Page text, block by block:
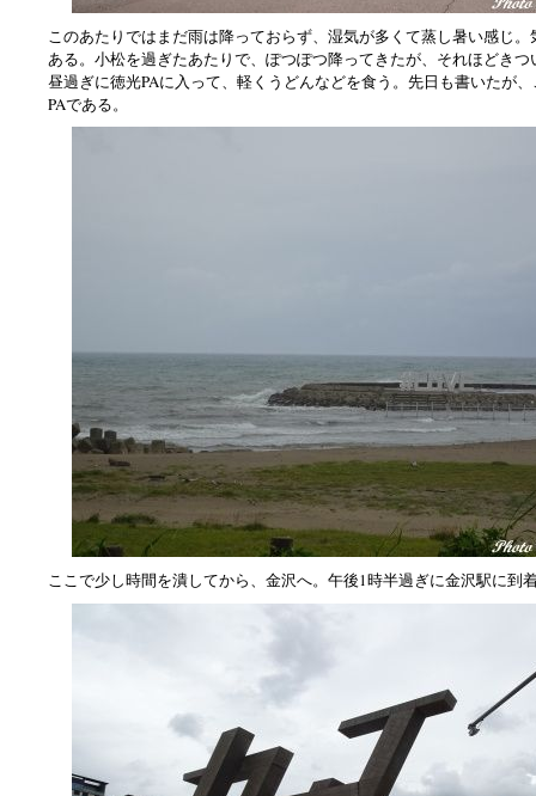
このあたりではまだ雨は降っておらず、湿気が多くて蒸し暑い感じ
ある。小松を過ぎたあたりで、ぽつぽつ降ってきたが、それほどき
昼過ぎに徳光PAに入って、軽くうどんなどを食う。先日も書いたが
PAである。
ここで少し時間を潰してから、金沢へ。午後1時半過ぎに金沢駅に到